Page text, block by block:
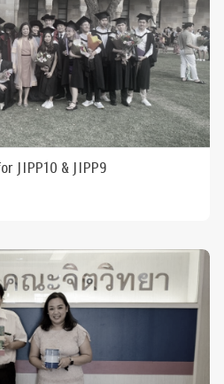
JIPP10 & JIPP9